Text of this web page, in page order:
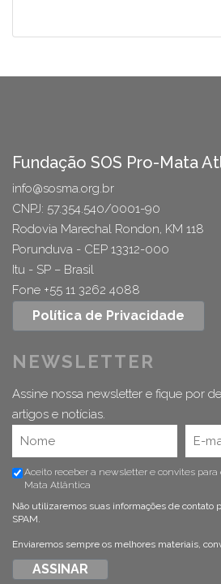
Fundação SOS Pro-Mata
info@sosma.org.br
CNPJ: 57.354.540/0001-90
Rodovia Marechal Rondon, KM 118
Porunduva - CEP 13312-000
Itu - SP – Brasil
Fone +55 11 3262 4088
Política de Privacidade
NEWSLETTER
Assine nossa newsletter e fique por
artigos e notícias.
Aceito receber a newsletter e convites para
Mata Atlântica
Não utilizaremos suas informações de contato
SPAM.
Enviaremos sempre os melhores materiais,